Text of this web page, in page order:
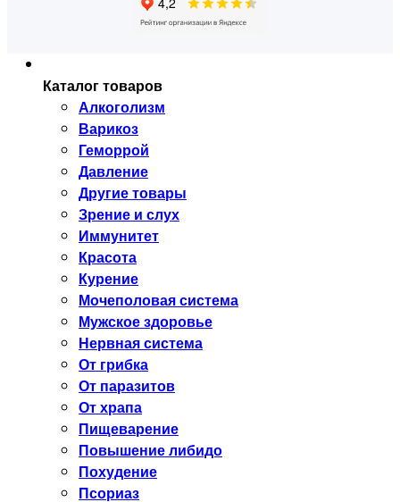
Каталог товаров
Алкоголизм
Варикоз
Геморрой
Давление
Другие товары
Зрение и слух
Иммунитет
Красота
Курение
Мочеполовая система
Мужское здоровье
Нервная система
От грибка
От паразитов
От храпа
Пищеварение
Повышение либидо
Похудение
Псориаз